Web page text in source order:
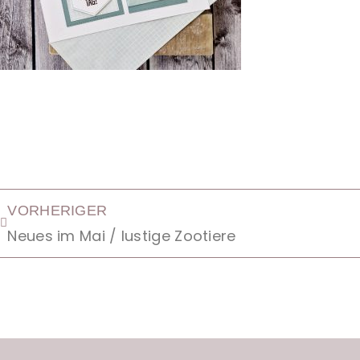
VORHERIGER
Neues im Mai / lustige Zootiere